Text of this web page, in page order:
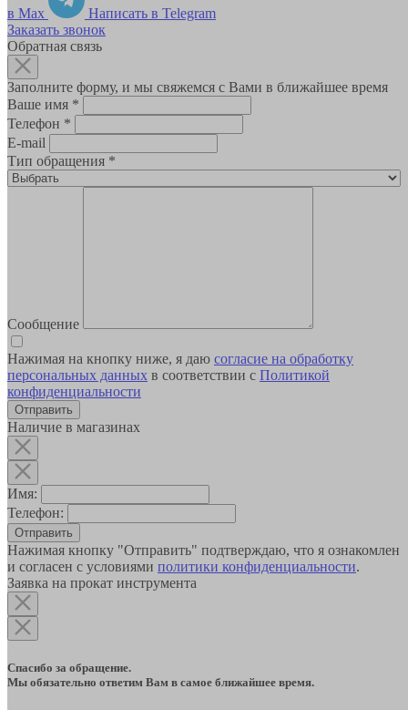
в Max
Написать в Telegram
Заказать звонок
Обратная связь
Заполните форму, и мы свяжемся с Вами в ближайшее время
Ваше имя *
Телефон *
E-mail
Тип обращения *
Сообщение
Нажимая на кнопку ниже, я даю согласие на обработку
персональных данных в соответствии с Политикой
конфиденциальности
Наличие в магазинах
Имя:
Телефон:
Отправить
Нажимая кнопку "Отправить" подтверждаю, что я ознакомлен
и согласен с условиями политики конфиденциальности.
Заявка на прокат инструмента
Спасибо за обращение.
Мы обязательно ответим Вам в самое ближайшее время.